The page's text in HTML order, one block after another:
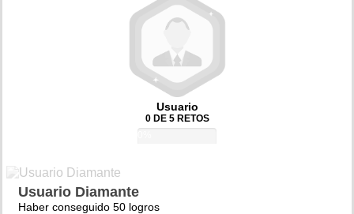
Usuario
0 DE 5 RETOS
Usuario Diamante
Haber conseguido 50 logros